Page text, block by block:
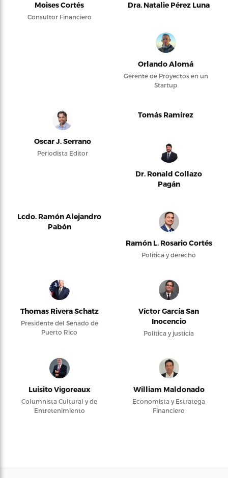
Moises Cortés
Consultor Financiero
Dra. Natalie Pérez Luna
Orlando Alomá
Gerente de Proyectos en un
Startup
Oscar J. Serrano
Periodista Editor
Tomás Ramírez
Dr. Ronald Collazo
Pagán
Lcdo. Ramón Alejandro
Pabón
Ramón L. Rosario Cortés
Política y derecho
Thomas Rivera Schatz
Presidente del Senado de
Puerto Rico
Víctor García San
Inocencio
Política y justicia
Luisito Vigoreaux
Columnista Cultural y de
Entretenimiento
William Maldonado
Economista y Estratega
Financiero